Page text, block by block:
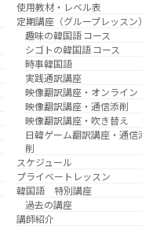
使用教材・レベル表
定期講座（グループレッスン）
趣味の韓国語 コース
シゴトの韓国語 コース
時事韓国語
実践通訳講座
映像翻訳講座・オンライン
映像翻訳講座・通信添削
映像翻訳講座・吹き替え
日韓ゲーム翻訳講座・通信
削
スケジュール
プライベートレッスン
韓国語 特別講座
過去の講座
講師紹介